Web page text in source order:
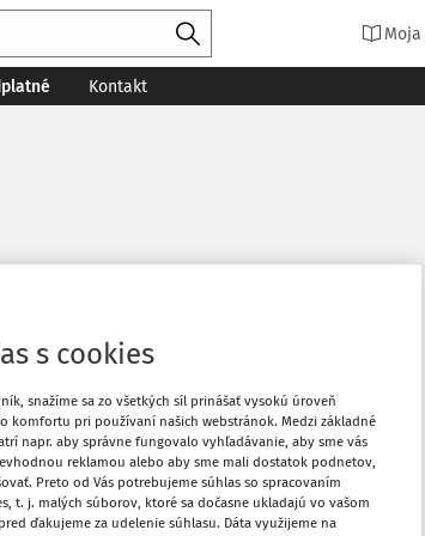
Kontakt
č. 2, s. 152 – 169.
to enlarge the EU: a)
and c) incorporation
Obľúbené
Zdieľať
s cookies
snažíme sa zo všetkých síl prinášať vysokú úroveň
komfortu pri používaní našich webstránok. Medzi základné
napr. aby správne fungovalo vyhľadávanie, aby sme vás
reklamou alebo aby sme mali dostatok podnetov,
Preto od Vás potrebujeme súhlas so spracovaním
t. j. malých súborov, ktoré sa dočasne ukladajú vo vašom
ďakujeme za udelenie súhlasu. Dáta využijeme na